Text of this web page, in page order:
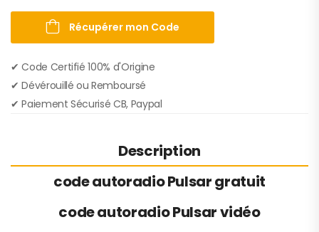
Récupérer mon Code
✔︎ Code Certifié 100% d'Origine
✔︎ Dévérouillé ou Remboursé
✔︎ Paiement Sécurisé CB, Paypal
Description
code autoradio Pulsar gratuit
code autoradio Pulsar vidéo